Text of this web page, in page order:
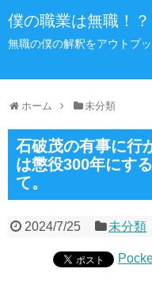
僕の職業は無職！？
無職の僕の解釈をアウトプッ
ホーム 未分類
石破茂の有事に行
は懲役300年にす
て。
2024/7/25 未分類